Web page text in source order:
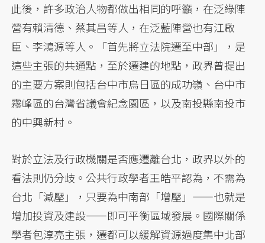
此後，許多政治人物都做出相同的呼籲，在泛綠陣
營有賴清德、蔡其昌等人，在泛藍陣營也有江啟
臣、李鴻源等人。「首先將立法院遷至中部」，是
這些主張的共通點，至於遷建的地點，政界曾提出
的主要方案則包括台中市烏日區的成功嶺、台中市
霧峰區的台灣省議會紀念園區，以及南投縣南投市
的中興新村。
對於立法及行政機關是否應遷離台北，政界以外的
看法則仍分歧。公共行政學者王皓平認為，不需為
台北「減壓」，只要為中南部「增壓」——也就是
增加投資及建設——即可平衡區域發展。國際關係
學者包淳亮主張，遷都可以緩解資源過度集中北部